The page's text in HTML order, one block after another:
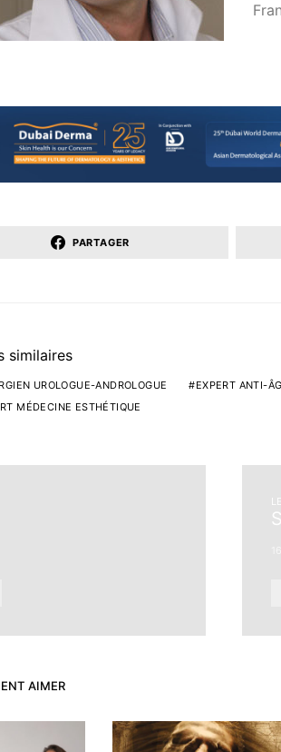
PARTAGER
similaires
UROLOGUE-ANDROLOGUE EXPERT ANTI-
MÉDECINE ESTHÉTIQUE
AIMER